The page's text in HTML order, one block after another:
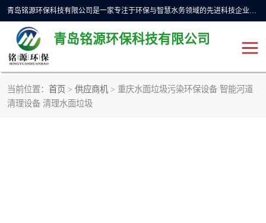
青岛铭源环保科技有限公司是一家专注于环保与智慧水务领域的先进科技企业，公司专注于云智能一体化预制泵站、水务循环利用、海绵城市、云智慧水务开发及新型环保技术研发等领域。铭源环保以为客户提供优质产品、专业技术服务为己任。为客户提供量身定制方案，提供多种配置方案满足实际使用要求。严控供货周期，并提供高标准后期维护。以环保为己任，视质量如生命，以技术做先导，靠诚信赢客户。
青岛铭源环保科技有限公司
当前位置： 首页 > 供应商机 > 重庆水面垃圾污染环保设备 智能河道
清理设备 清理水面垃圾